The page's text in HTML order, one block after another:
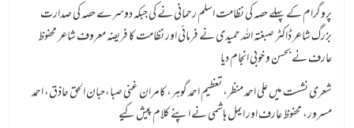
پروگرام کے پہلے حصہ کی نظامت اسلم رحمانی نے کی جبکہ دوسرے حصہ کی صدارت
بزرگ شاعر ڈاکٹر صبغتہ اللہ حمیدی نے فرمائی اور نظامت کا فریضہ معروف شاعر محفوظ
عارف نے بحسن و خوبی انجام دیا
شعری نشست میں علی احمد منظر، تعظیم احمد گوہر، کامران غنی صبا،حبان الحق حاذق، احمد
مسرور، محفوظ عارف اور ایمل ہاشمی نے اپنے کلام پیش کیے